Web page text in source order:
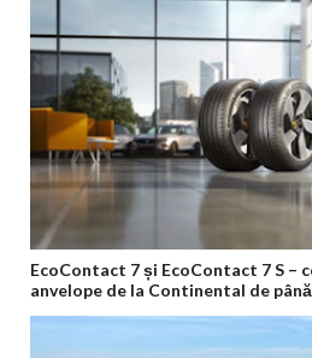
EcoContact 7 și EcoContact 7 S –
anvelope de la Continental de